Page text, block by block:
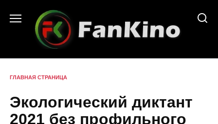
содержанию
ГЛАВНАЯ СТРАНИЦА
Экологический диктант
2021 без профильного